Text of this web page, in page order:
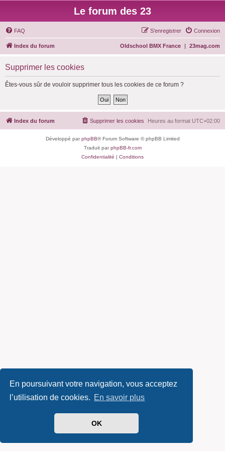
En poursuivant votre navigation, vous acceptez
l’utilisation de cookies. En savoir plus
OK
Le forum des 23
FAQ Connexion
S’enregistrer
Index du forum 23mag.com
|
Oldschool BMX France
Supprimer les cookies
Êtes-vous sûr de vouloir supprimer tous les cookies de ce forum ?
Index du forum Heures au format UTC+02:00
Supprimer les cookies
Développé parphpBB® Forum Software © phpBB Limited
Traduit parphpBB-fr.com
Confidentialité | Conditions